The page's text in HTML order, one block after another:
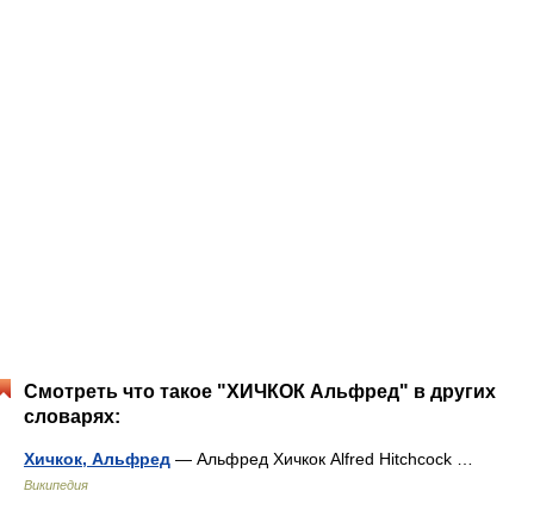
Смотреть что такое "ХИЧКОК Альфред" в других
словарях:
Хичкок, Альфред — Альфред Хичкок Alfred Hitchcock …
Википедия